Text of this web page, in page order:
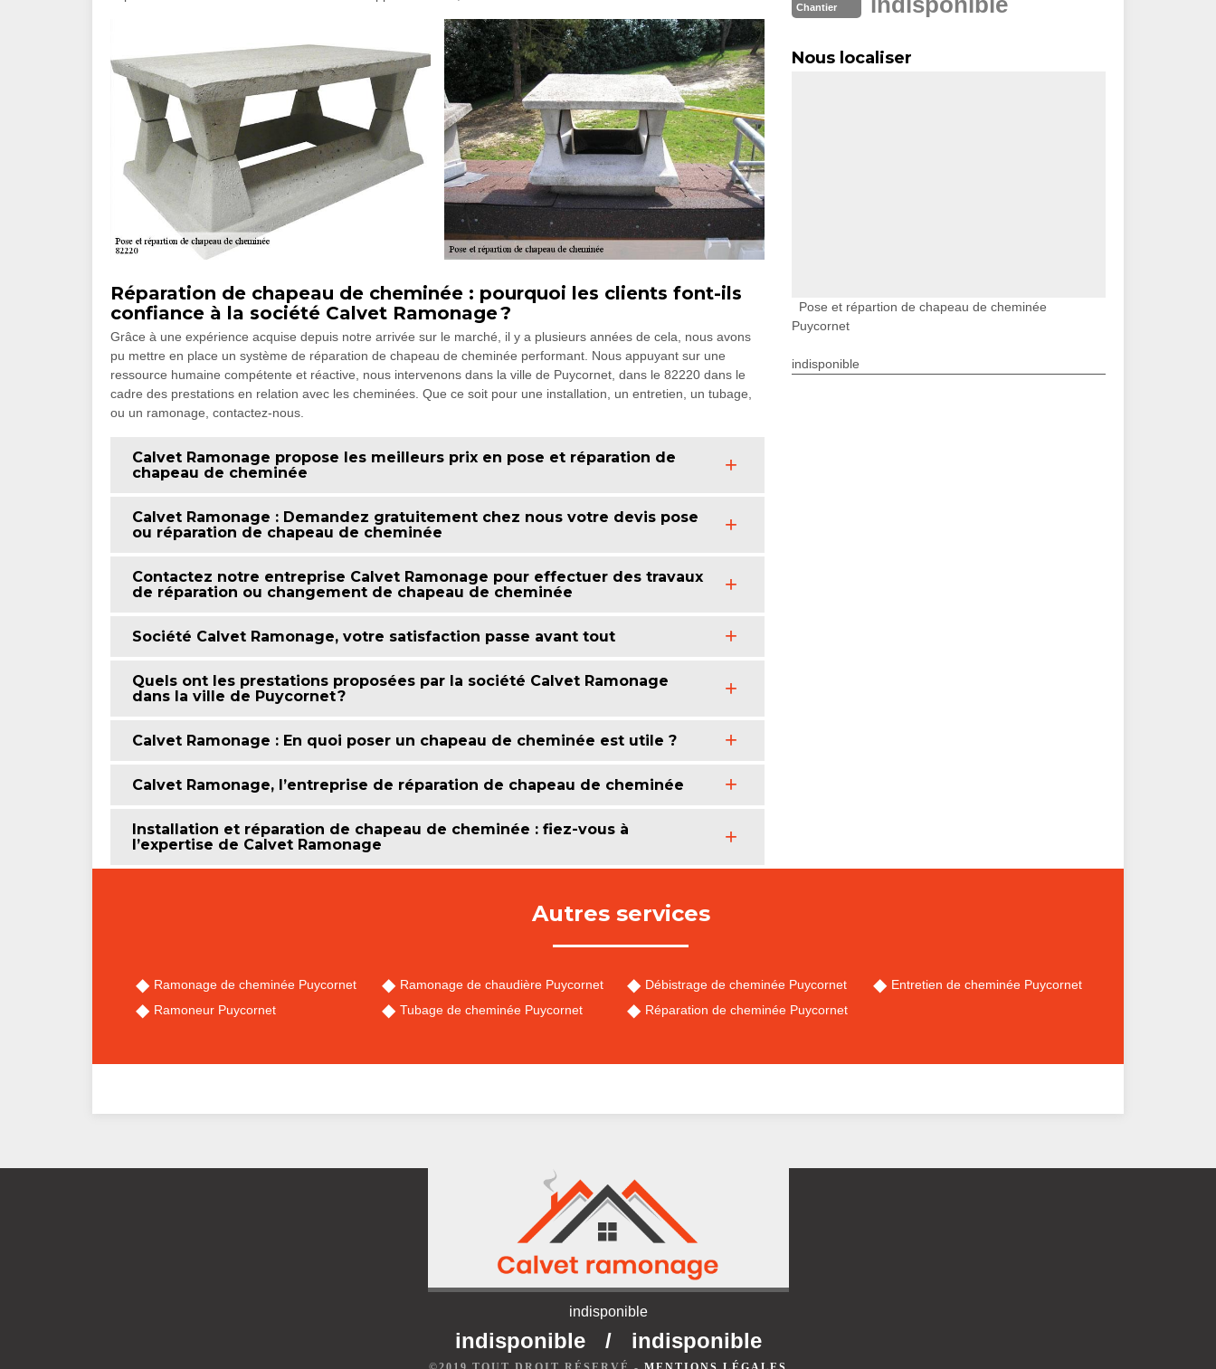
Réparation de chapeau de cheminée : pourquoi les clients font-ils
confiance à la société Calvet Ramonage ?
Grâce à une expérience acquise depuis notre arrivée sur le marché, il y a plusieurs années de cela, nous avons
pu mettre en place un système de réparation de chapeau de cheminée performant. Nous appuyant sur une
ressource humaine compétente et réactive, nous intervenons dans la ville de Puycornet, dans le 82220 dans le
cadre des prestations en relation avec les cheminées. Que ce soit pour une installation, un entretien, un tubage,
ou un ramonage, contactez-nous.
Calvet Ramonage propose les meilleurs prix en pose et réparation de
chapeau de cheminée
Calvet Ramonage : Demandez gratuitement chez nous votre devis pose
ou réparation de chapeau de cheminée
Contactez notre entreprise Calvet Ramonage pour effectuer des travaux
de réparation ou changement de chapeau de cheminée
Société Calvet Ramonage, votre satisfaction passe avant tout
Quels ont les prestations proposées par la société Calvet Ramonage
dans la ville de Puycornet ?
Calvet Ramonage : En quoi poser un chapeau de cheminée est utile ?
Calvet Ramonage, l’entreprise de réparation de chapeau de cheminée
Installation et réparation de chapeau de cheminée : fiez-vous à
l’expertise de Calvet Ramonage
Chantier
Nous localiser
Pose et répartion de chapeau de cheminée
Puycornet
indisponible
Autres services
Ramonage de cheminée Puycornet
Ramoneur Puycornet
Ramonage de chaudière Puycornet
Tubage de cheminée Puycornet
Débistrage de cheminée Puycornet
Réparation de cheminée Puycornet
Entretien de cheminée Puycornet
indisponible
indisponible / indisponible